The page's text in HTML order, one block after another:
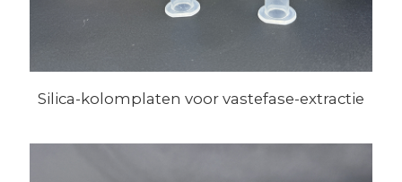
Silica-kolomplaten voor vastefase-extractie